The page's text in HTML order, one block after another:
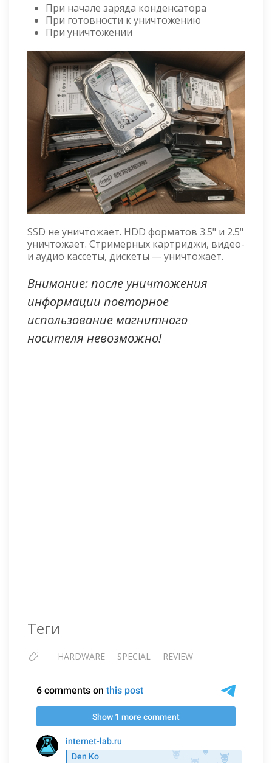
При начале заряда конденсатора
При готовности к уничтожению
При уничтожении
SSD не уничтожает. HDD форматов 3.5" и 2.5"
уничтожает. Стримерных картриджи, видео-
и аудио кассеты, дискеты — уничтожает.
Внимание: после уничтожения
информации повторное
использование магнитного
носителя невозможно!
Теги
HARDWARE SPECIAL REVIEW